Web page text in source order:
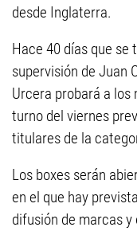
desde Inglaterra.
Hace 40 días que se
supervisión de Juan
Urcera probará a
turno del viernes
titulares de la
Los boxes serán
en el que hay
difusión de marcas